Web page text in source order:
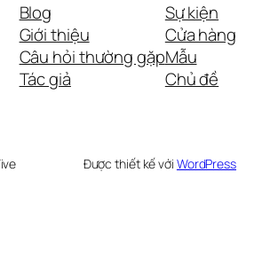
Blog
Giới thiệu
Câu hỏi thường gặp
Tác giả
Sự kiện
Cửa hàng
Mẫu
Chủ đề
Được thiết kế với WordPress